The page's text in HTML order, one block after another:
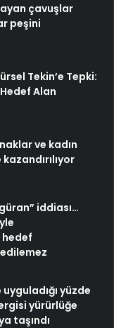
çavuşlar
peşini
Tekin’e Tepki:
Alan
ve kadın
iddiası…
hedef
uyguladığı yüzde
yürürlüğe
taşındı